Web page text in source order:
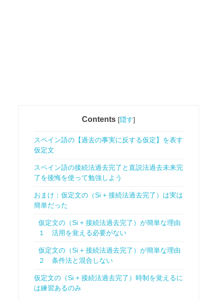
Contents [隠す]
スペイン語の【過去の事実に反する仮定】を表す
仮定文
スペイン語の接続法過去完了と直説法過去未来完
了を後悔を使って勉強しよう
おまけ：仮定文の（Si + 接続法過去完了）は実は
簡単だった
仮定文の（Si + 接続法過去完了）が簡単な理由
１ 活用を覚える必要がない
仮定文の（Si + 接続法過去完了）が簡単な理由
２ 条件法と混合しない
仮定文の（Si + 接続法過去完了）時制を覚えるに
は練習あるのみ